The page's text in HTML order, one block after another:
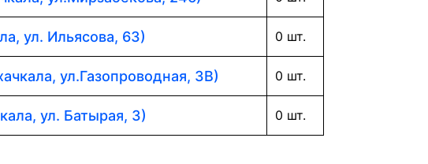
ул. Ильясова, 63) 0 шт.
ул.Газопроводная, 3В) 0 шт.
ул. Батырая, 3) 0 шт.